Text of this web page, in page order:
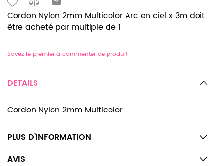
Cordon Nylon 2mm Multicolor Arc en ciel x 3m doit
être acheté par multiple de 1
Soyez le premier à commenter ce produit
DETAILS
Cordon Nylon 2mm Multicolor
PLUS D’INFORMATION
AVIS